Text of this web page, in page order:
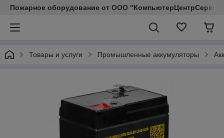
Пожарное оборудование от ООО "КомпьютерЦентрСервис
Товары и услуги Промышленные аккумуляторы